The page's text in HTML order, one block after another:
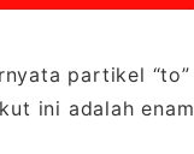
partikel “to”
ini adalah enam